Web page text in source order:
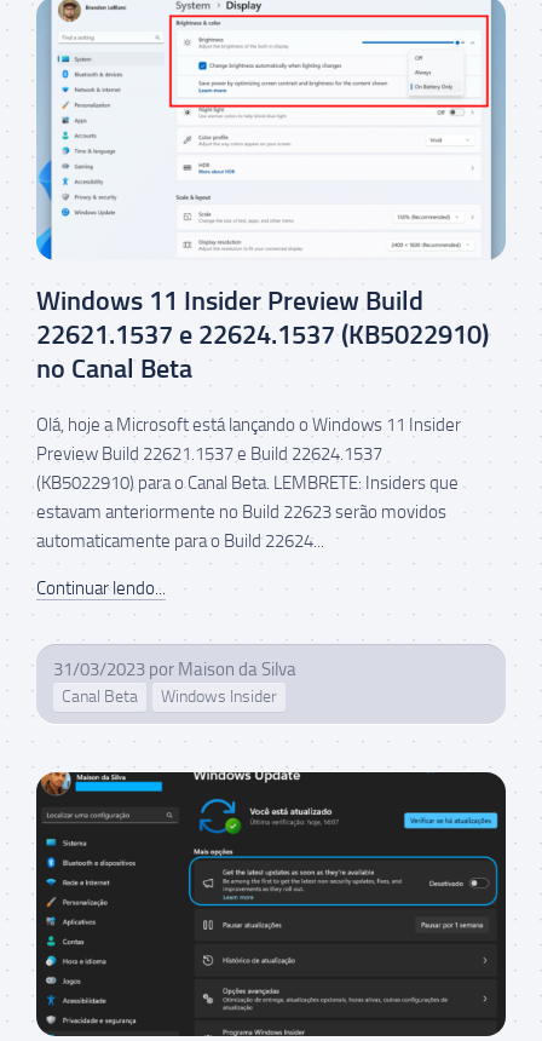
Windows 11 Insider Preview Build
22621.1537 e 22624.1537 (KB5022910)
no Canal Beta
Olá, hoje a Microsoft está lançando o Windows 11 Insider
Preview Build 22621.1537 e Build 22624.1537
(KB5022910) para o Canal Beta. LEMBRETE: Insiders que
estavam anteriormente no Build 22623 serão movidos
automaticamente para o Build 22624...
Continuar lendo...
31/03/2023 por Maison da Silva
Canal Beta Windows Insider